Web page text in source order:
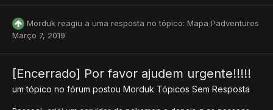
Morduk reagiu a uma resposta no tópico: Mapa Padventures
Março 7, 2019
[Encerrado] Por favor ajudem urgente!!!!!
um tópico no fórum postou Morduk Tópicos Sem Resposta